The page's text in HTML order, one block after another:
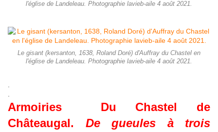
l'église de Landeleau. Photographie lavieb-aile 4 août 2021.
Le gisant (kersanton, 1638, Roland Doré) d'Auffray du Chastel en
l'église de Landeleau. Photographie lavieb-aile 4 août 2021.
Armoiries Du Chastel de
Châteaugal.
De gueules à trois